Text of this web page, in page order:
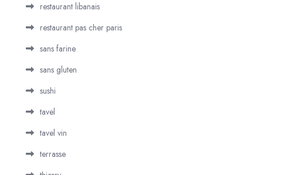
restaurant libanais
restaurant pas cher paris
sans farine
sans gluten
sushi
tavel
tavel vin
terrasse